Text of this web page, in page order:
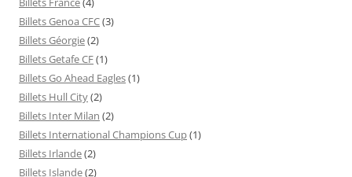
Billets Genoa CFC(3)
Billets Géorgie(2)
Billets Getafe CF(1)
Billets Go Ahead Eagles(1)
Billets Hull City(2)
Billets Inter Milan (2)
Billets International Champions Cup(1)
Billets Irlande(2)
Billets Islande(2)